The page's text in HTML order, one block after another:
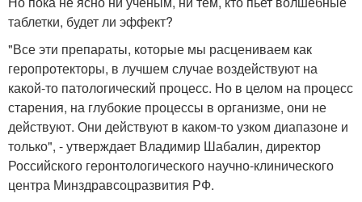
таблетки, будет ли эффект?
"Все эти препараты, которые мы расцениваем как
геропротекторы, в лучшем случае воздействуют на
какой-то патологический процесс. Но в целом на процесс
старения, на глубокие процессы в организме, они не
действуют. Они действуют в каком-то узком диапазоне и
только", - утверждает Владимир Шабалин, директор
Российского геронтологического научно-клинического
центра Минздравсоцразвития РФ.